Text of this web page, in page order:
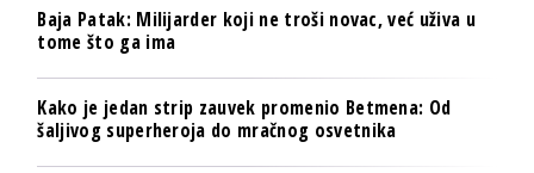
Baja Patak: Milijarder koji ne troši novac, već uživa u
tome što ga ima
Kako je jedan strip zauvek promenio Betmena: Od
šaljivog superheroja do mračnog osvetnika